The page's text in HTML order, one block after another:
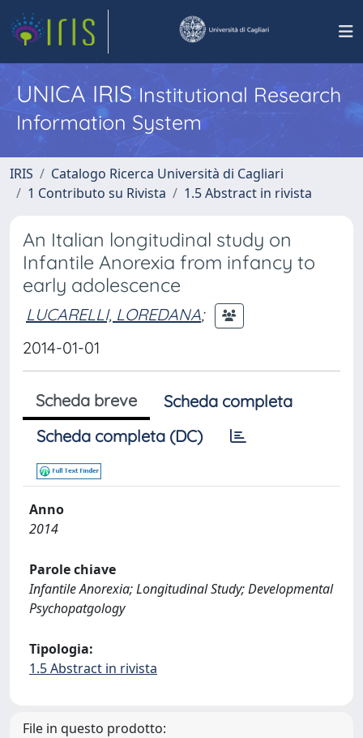
UNICA IRISInstitutional Research
Information System
IRIS
Catalogo Ricerca Università di Cagliari
1 Contributo su Rivista
1.5 Abstract in rivista
An Italian longitudinal study on
Infantile Anorexia from infancy to
early adolescence
LUCARELLI, LOREDANA;
2014-01-01
Scheda breve
Scheda completa
Scheda completa (DC)
Anno
2014
Parole chiave
Infantile Anorexia; Longitudinal Study; Developmental
Psychopatgology
Tipologia:
1.5 Abstract in rivista
File in questo prodotto: